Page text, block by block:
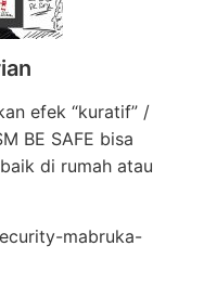
efek “kuratif” /
BE SAFE bisa
di rumah atau